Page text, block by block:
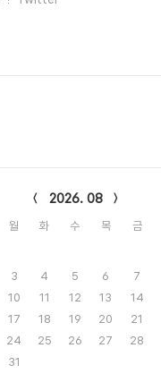
2026. 08
월 화 수 목 금
3 4 5 6 7
10 11 12 13 14
17 18 19 20 21
24 25 26 27 28
31